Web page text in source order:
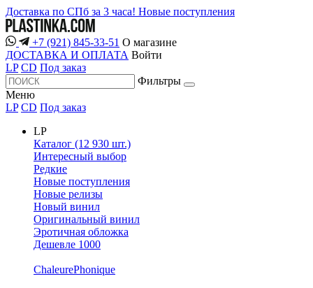
Доставка по СПб за 3 часа! Новые поступления
+7 (921) 845-33-51 О магазине
ДОСТАВКА И ОПЛАТА Войти
LP CD Под заказ
Фильтры
Меню
LP CD Под заказ
LP
Каталог (12 930 шт.)
Интересный выбор
Редкие
Новые поступления
Новые релизы
Новый винил
Оригинальный винил
Эротичная обложка
Дешевле 1000
ChaleurePhonique